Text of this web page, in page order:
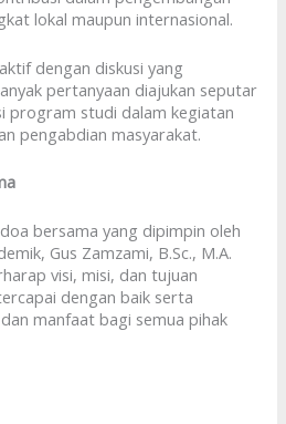
lokal maupun internasional.
dengan diskusi yang
pertanyaan diajukan seputar
program studi dalam kegiatan
pengabdian masyarakat.
bersama yang dipimpin oleh
Gus Zamzami, B.Sc., M.A.
visi, misi, dan tujuan
dengan baik serta
manfaat bagi semua pihak